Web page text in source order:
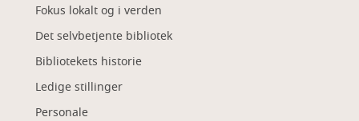
Fokus lokalt og i verden
Det selvbetjente bibliotek
Bibliotekets historie
Ledige stillinger
Personale